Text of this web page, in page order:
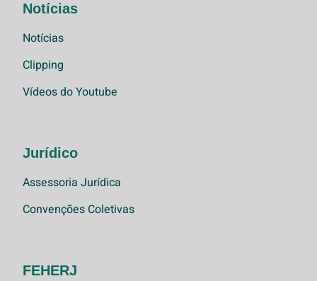
Notícias
Notícias
Clipping
Vídeos do Youtube
Jurídico
Assessoria Jurídica
Convenções Coletivas
FEHERJ